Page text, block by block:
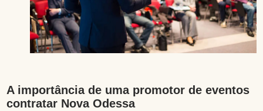
A importância de uma promotor de eventos
contratar Nova Odessa